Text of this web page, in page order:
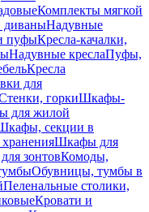
Комплекты мягкой
диваныНадувные
пуфыКресла-качалки,
Надувные креслаПуфы,
Кресла
для
горкиШкафы-
для жилой
секции в
Шкафы для
зонтовКомоды,
Обувницы, тумбы в
Пеленальные столики,
Кровати и